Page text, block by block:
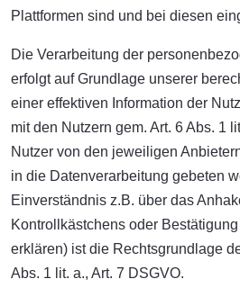
Plattformen sind und bei diesen
Die Verarbeitung der
erfolgt auf Grundlage unserer
einer effektiven Information der
mit den Nutzern gem. Art. 6 Abs. 1
Nutzer von den jeweiligen
in die Datenverarbeitung gebeten
Einverständnis z.B. über das
Kontrollkästchens oder
erklären) ist die Rechtsgrundlage
Abs. 1 lit. a., Art. 7 DSGVO.